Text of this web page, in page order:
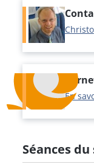
En
Séances